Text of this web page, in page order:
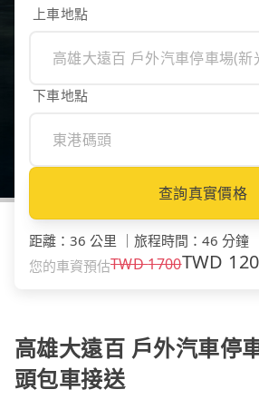
上車地點
下車地點
查詢真實價格
距離 ： 36 公里 旅程時間 ： 46 分鐘
您的車資預估TWD1700TWD
高雄大遠百 戶外汽車停
頭包車接送